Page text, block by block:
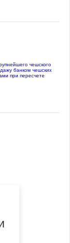
чешского
банком чешских
при пересчете